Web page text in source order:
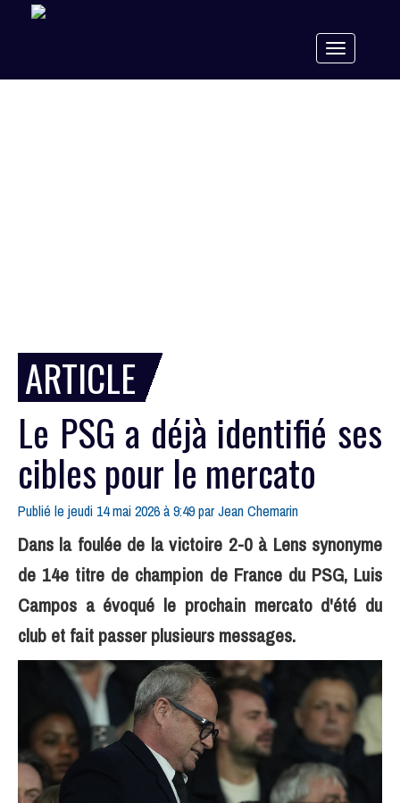
Toggle
ARTICLE
Le PSG a déjà identifié ses
cibles pour le mercato
Publié le jeudi 14 mai 2026 à 9:49 parJean Chemarin
Dans la foulée de la victoire 2-0 à Lens synonyme
de 14e titre de champion de France du PSG, Luis
Campos a évoqué le prochain mercato d'été du
club et fait passer plusieurs messages.